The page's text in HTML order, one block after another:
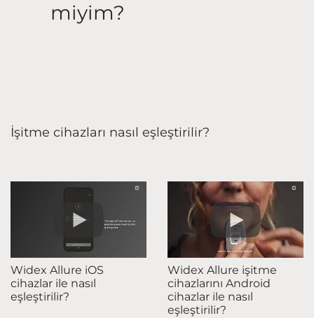
miyim?
İşitme cihazları nasıl eşleştirilir?
Widex Allure iOS
cihazlar ile nasıl
eşleştirilir?
Widex Allure işitme
cihazlarını Android
cihazlar ile nasıl
eşleştirilir?